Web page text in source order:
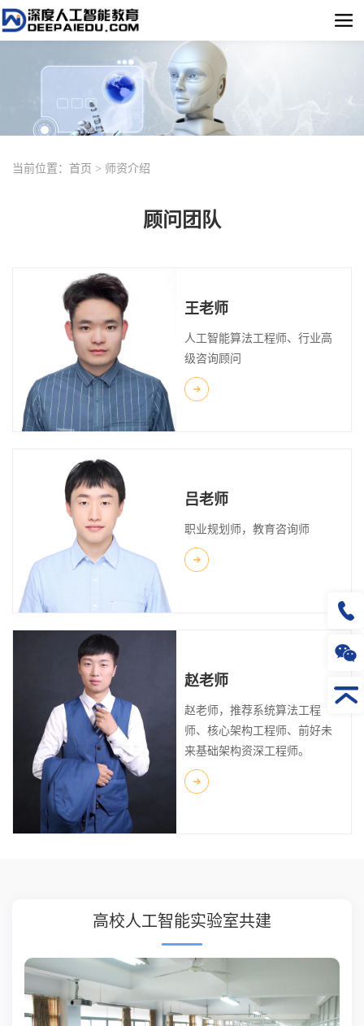
当前位置： 首页 > 师资介绍
顾问团队
王老师
人工智能算法工程师、行业高
级咨询顾问
吕老师
职业规划师，教育咨询师
赵老师
赵老师，推荐系统算法工程
师、核心架构工程师、前好未
来基础架构资深工程师。
高校人工智能实验室共建